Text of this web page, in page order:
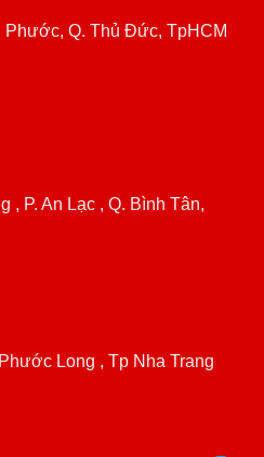
Phước, Q. Thủ Đức, TpHCM
P. An Lạc , Q. Bình Tân,
Long , Tp Nha Trang